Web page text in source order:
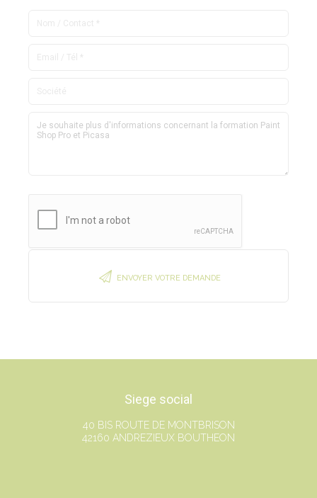
ENVOYER VOTRE DEMANDE
Siege social
40 BIS ROUTE DE MONTBRISON
42160 ANDREZIEUX BOUTHEON